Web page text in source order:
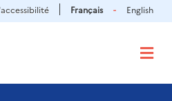
Aller
au
Français English